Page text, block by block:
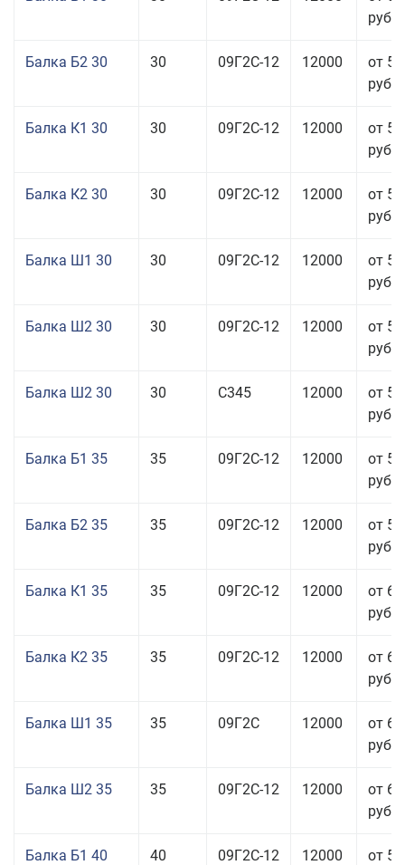
руб.
Балка Б2 30 30 09Г2С-12 12000
от
руб.
Балка К1 30 30 09Г2С-12 12000
от
руб.
Балка К2 30 30 09Г2С-12 12000
от
руб.
Балка Ш1 30 30 09Г2С-12 12000
от
руб.
Балка Ш2 30 30 09Г2С-12 12000
от
руб.
Балка Ш2 30 30 С345 12000
от
руб.
Балка Б1 35 35 09Г2С-12 12000
от
руб.
Балка Б2 35 35 09Г2С-12 12000
от
руб.
Балка К1 35 35 09Г2С-12 12000
от
руб.
Балка К2 35 35 09Г2С-12 12000
от
руб.
Балка Ш1 35 35 09Г2С 12000
от
руб.
Балка Ш2 35 35 09Г2С-12 12000
от
руб.
Балка Б1 40 40 09Г2С-12 12000
от